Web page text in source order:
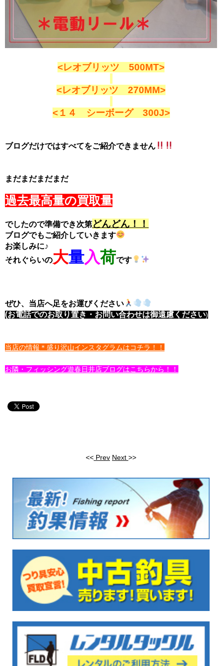
<レオブリッツ 500MT>
<レオブリッツ 270MM>
<１４ シーボーグ 300J>
ブログだけではすべてをご紹介できません
まだまだまだまだ
過去最高量の買取量
でしたので準備でき次第どんどん！！
ブログでもご紹介していきます
お楽しみに♪
それぐらいの大量入荷です
ぜひ、当店へ足をお運びください
(お電話でのお取り置き・お問い合わせは御遠慮ください)
当店の情報＊盛り沢山インスタグラムはコチラ！！
お隣・フィッシング遊春日井店ブログはこちらから！！
<< Prev Next >>